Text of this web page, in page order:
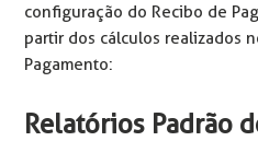
configuração do Recibo de
partir dos cálculos realizados
Pagamento:
Relatórios Padrão